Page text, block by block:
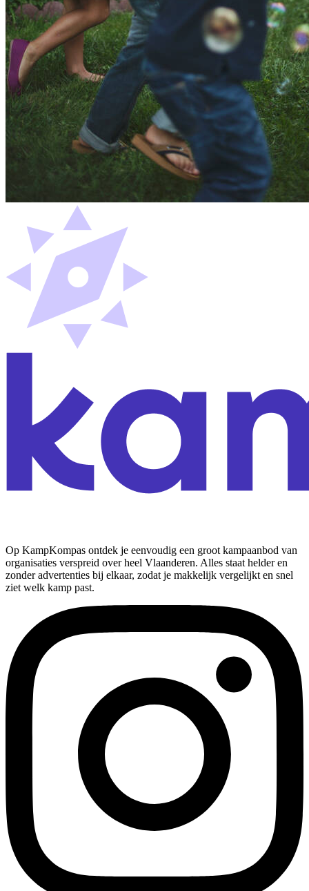
Op KampKompas ontdek je eenvoudig een groot kampaanbod van
organisaties verspreid over heel Vlaanderen. Alles staat helder en
zonder advertenties bij elkaar, zodat je makkelijk vergelijkt en snel
ziet welk kamp past.